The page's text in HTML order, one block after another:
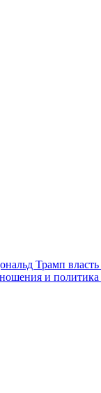
Трамп власть
и политика